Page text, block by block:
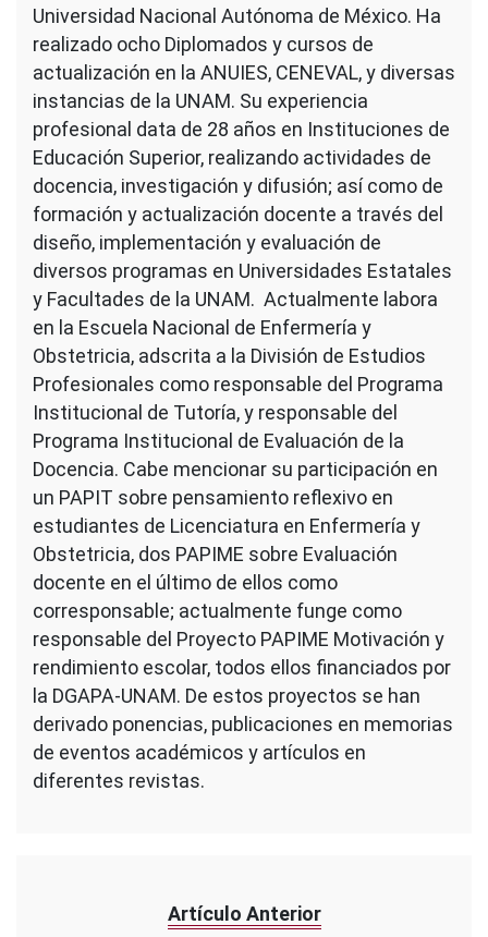
Universidad Nacional Autónoma de México. Ha
realizado ocho Diplomados y cursos de
actualización en la ANUIES, CENEVAL, y diversas
instancias de la UNAM. Su experiencia
profesional data de 28 años en Instituciones de
Educación Superior, realizando actividades de
docencia, investigación y difusión; así como de
formación y actualización docente a través del
diseño, implementación y evaluación de
diversos programas en Universidades Estatales
y Facultades de la UNAM. Actualmente labora
en la Escuela Nacional de Enfermería y
Obstetricia, adscrita a la División de Estudios
Profesionales como responsable del Programa
Institucional de Tutoría, y responsable del
Programa Institucional de Evaluación de la
Docencia. Cabe mencionar su participación en
un PAPIT sobre pensamiento reflexivo en
estudiantes de Licenciatura en Enfermería y
Obstetricia, dos PAPIME sobre Evaluación
docente en el último de ellos como
corresponsable; actualmente funge como
responsable del Proyecto PAPIME Motivación y
rendimiento escolar, todos ellos financiados por
la DGAPA-UNAM. De estos proyectos se han
derivado ponencias, publicaciones en memorias
de eventos académicos y artículos en
diferentes revistas.
Artículo Anterior